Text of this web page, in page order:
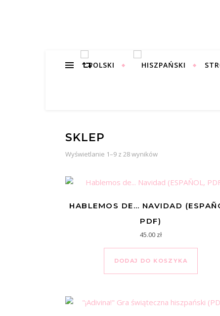
SKLEP
Wyświetlanie 1–9 z 28 wynikówPosortowane
HABLEMOS DE… NAVIDAD
PDF)
45.00 zł
DODAJ DO KOSZYKA